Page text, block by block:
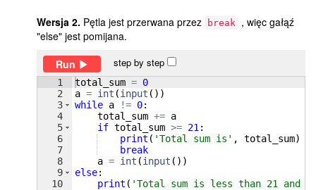
Wersja 2. Pętla jest przerwana przez break , więc gałąź
"else" jest pomijana.
Run
step by step
1
2
3
4
5
6
7
8
9
10
total_sum = 0
a = int (input ( ))
while a != 0:
total_sum += a
if total_sum >= 21 :
print ( 'Total sum is' , total_sum)
break
a = int (input ( ))
else:
print ( 'Total sum is less than 21 and